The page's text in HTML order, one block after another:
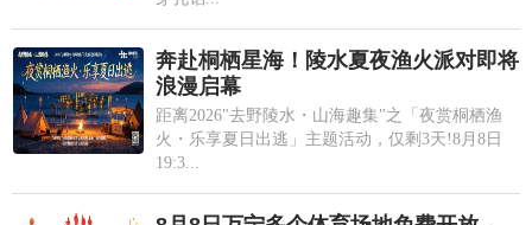
奔赴桐栖星海！陵水夏夜渔火派对即将
浪漫启幕
距离2026"去野陵水・山海趣集"之「夜赏桐栖渔
火・乐享夏日出逃」主题活动，仅剩3天!8月8日
19:3...